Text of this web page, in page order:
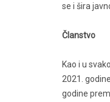
se i šira
Članstvo
Kao i u
2021.
godine